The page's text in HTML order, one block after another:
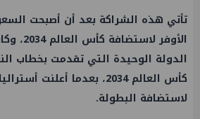
تأتي هذه الشراكة بعد أن أصبحت
الأوفر
الدولة الوحيدة التي تقدمت بخطاب
كأس العالم 2034، بعدما
لاستضافة البطولة.